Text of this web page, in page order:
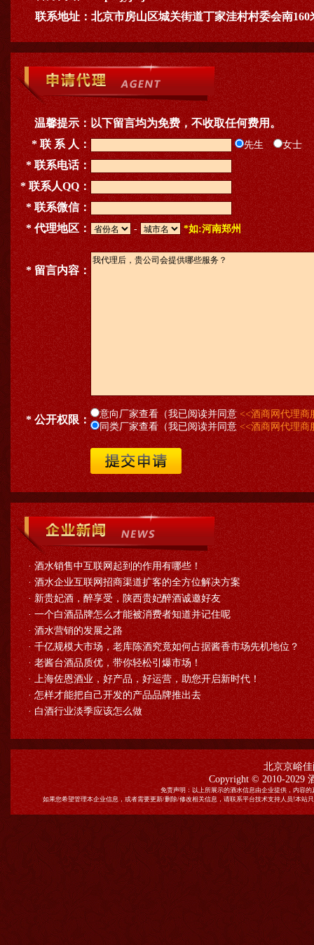
联系地址：北京市房山区城关街道丁家洼村村委会南160
温馨提示： 以下留言均为免费，不收取任何费用。
* 联 系 人：
先生 女士
* 联系电话：
* 联系人QQ：
* 联系微信：
* 代理地区：
- *如:河南郑州
* 留言内容：
* 公开权限： 意向厂家查看（我已阅读并同意 <<酒商网代理商
同类厂家查看（我已阅读并同意 <<酒商网代理商
· 酒水销售中互联网起到的作用有哪些！
· 酒水企业互联网招商渠道扩客的全方位解决方案
· 新贵妃酒，醉享受，陕西贵妃醉酒诚邀好友
· 一个白酒品牌怎么才能被消费者知道并记住呢
· 酒水营销的发展之路
· 千亿规模大市场，老库陈酒究竟如何占据酱香市场先机地位？
· 老酱台酒品质优，带你轻松引爆市场！
· 上海佐恩酒业，好产品，好运营，助您开启新时代！
· 怎样才能把自己开发的产品品牌推出去
· 白酒行业淡季应该怎么做
北京京峪
Copyright © 2010-2029
免责声明：以上所展示的酒水信息由企业提供，内容
如果您希望管理本企业信息，或者需要更新/删除/修改相关信息，请联系平台技术支持人员!本